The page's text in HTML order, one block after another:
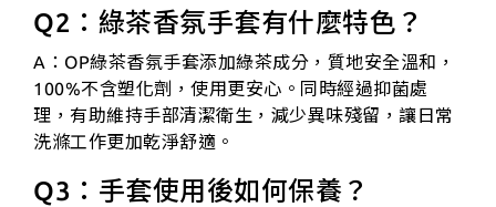
Q2：綠茶香氛手套有什麼特色？
A：OP綠茶香氛手套添加綠茶成分，質地安全溫和，
100%不含塑化劑，使用更安心。同時經過抑菌處
理，有助維持手部清潔衛生，減少異味殘留，讓日常
洗滌工作更加乾淨舒適。
Q3：手套使用後如何保養？